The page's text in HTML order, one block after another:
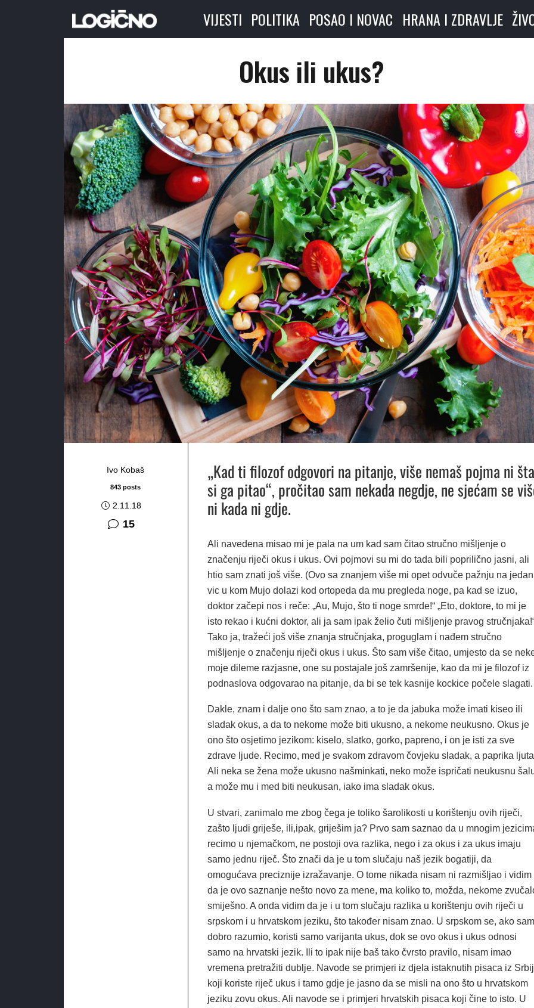
VIJESTI POLITIKA POSAO I NOVAC HRANA I ZDRAVLJE
Okus ili ukus?
Ivo Kobaš
843 posts
2.11.18
15komentara
„Kad ti filozof odgovori na pitanje, više nemaš pojma ni šta
si ga pitao“, pročitao sam nekada negdje, ne sjećam se
ni kada ni gdje.
Ali navedena misao mi je pala na um kad sam čitao stručno mišljenje o
značenju riječi okus i ukus. Ovi pojmovi su mi do tada bili poprilično jasni, ali
htio sam znati još više. (Ovo sa znanjem više mi opet odvuče pažnju na jedan
vic u kom Mujo dolazi kod ortopeda da mu pregleda noge, pa kad se izuo,
doktor začepi nos i reče: „Au, Mujo, što ti noge smrde!“ „Eto, doktore, to mi je
isto rekao i kućni doktor, ali ja sam ipak želio čuti mišljenje pravog
Tako ja, tražeći još više znanja stručnjaka, proguglam i nađem stručno
mišljenje o značenju riječi okus i ukus. Što sam više čitao, umjesto da se
moje dileme razjasne, one su postajale još zamršenije, kao da mi je filozof iz
podnaslova odgovarao na pitanje, da bi se tek kasnije kockice počele slagati.
Dakle, znam i dalje ono što sam znao, a to je da jabuka može imati kiseo ili
sladak okus, a da to nekome može biti ukusno, a nekome neukusno. Okus je
ono što osjetimo jezikom: kiselo, slatko, gorko, papreno, i on je isti za sve
zdrave ljude. Recimo, med je svakom zdravom čovjeku sladak, a paprika
Ali neka se žena može ukusno našminkati, neko može ispričati neukusnu
a može mu i med biti neukusan, iako ima sladak okus.
U stvari, zanimalo me zbog čega je toliko šarolikosti u korištenju ovih riječi,
zašto ljudi griješe, ili,ipak, griješim ja? Prvo sam saznao da u mnogim
recimo u njemačkom, ne postoji ova razlika, nego i za okus i za ukus imaju
samo jednu riječ. Što znači da je u tom slučaju naš jezik bogatiji, da
omogućava preciznije izražavanje. O tome nikada nisam ni razmišljao i vidim
da je ovo saznanje nešto novo za mene, ma koliko to, možda, nekome
smiješno. A onda vidim da je i u tom slučaju razlika u korištenju ovih riječi u
srpskom i u hrvatskom jeziku, što također nisam znao. U srpskom se, ako sam
dobro razumio, koristi samo varijanta ukus, dok se ovo okus i ukus odnosi
samo na hrvatski jezik. Ili to ipak nije baš tako čvrsto pravilo, nisam imao
vremena pretražiti dublje. Navode se primjeri iz djela istaknutih pisaca iz
koji koriste riječ ukus i tamo gdje je jasno da se misli na ono što u hrvatskom
jeziku zovu okus. Ali navode se i primjeri hrvatskih pisaca koji čine to isto. U